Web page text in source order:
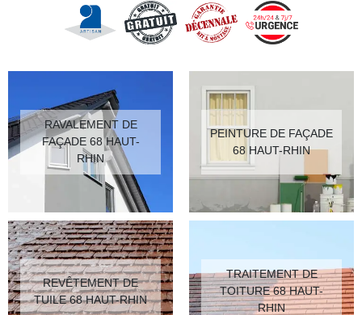
RAVALEMENT DE
FAÇADE 68 HAUT-
RHIN
PEINTURE DE FAÇADE
68 HAUT-RHIN
REVÊTEMENT DE
TUILE 68 HAUT-RHIN
TRAITEMENT DE
TOITURE 68 HAUT-
RHIN